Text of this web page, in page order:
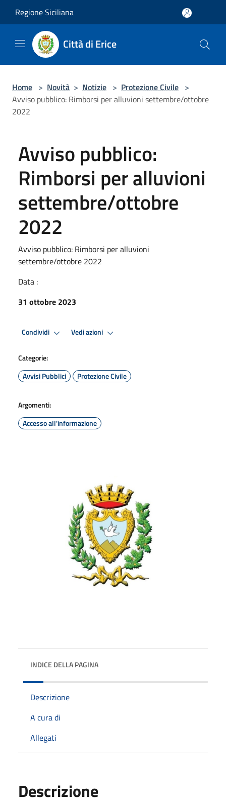
Regione Siciliana
Città di Erice
Home > Novità > Notizie > Protezione Civile >
Avviso pubblico: Rimborsi per alluvioni settembre/ottobre
2022
Avviso pubblico:
Rimborsi per alluvioni
settembre/ottobre
2022
Avviso pubblico: Rimborsi per alluvioni
settembre/ottobre 2022
Data :
31 ottobre 2023
Condividi Vedi azioni
Categorie:
Avvisi Pubblici
Protezione Civile
Argomenti:
Accesso all'informazione
INDICE DELLA PAGINA
Descrizione
A cura di
Allegati
Descrizione